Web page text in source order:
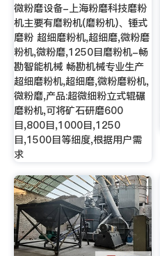
微粉磨设备-上海粉磨科技磨粉
机主要有磨粉机(磨粉机)、锤式
磨粉 超细磨粉机,超细磨,微粉磨
粉机,微粉磨,1250目磨粉机-畅
勘智能机械 畅勘机械专业生产
超细磨粉机,超细磨,微粉磨粉机,
微粉磨,产品:超微细粉立式辊碾
磨粉机,可将矿石研磨600
目,800目,1000目,1250
目,1500目等细度,根据用户需
求